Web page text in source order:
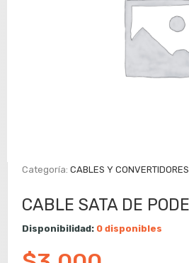
Categoría:CABLES Y CONVERTIDORES
CABLE SATA DE
Disponibilidad: 0 disponibles